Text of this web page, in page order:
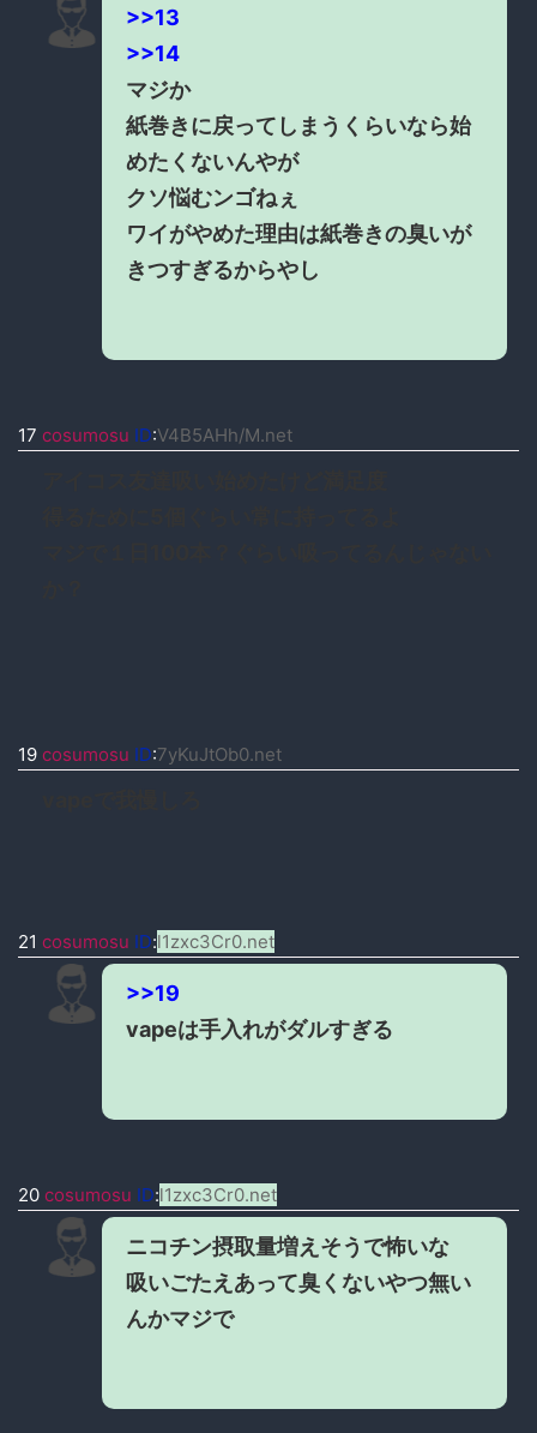
>>13
>>14
マジか
紙巻きに戻ってしまうくらいなら始
めたくないんやが
クソ悩むンゴねぇ
ワイがやめた理由は紙巻きの臭いが
きつすぎるからやし
17 cosumosu ID:V4B5AHh/M.net
19 cosumosu ID:7yKuJtOb0.net
21 cosumosu ID:l1zxc3Cr0.net
>>19
vapeは手入れがダルすぎる
20 cosumosu ID:l1zxc3Cr0.net
ニコチン摂取量増えそうで怖いな
吸いごたえあって臭くないやつ無い
んかマジで